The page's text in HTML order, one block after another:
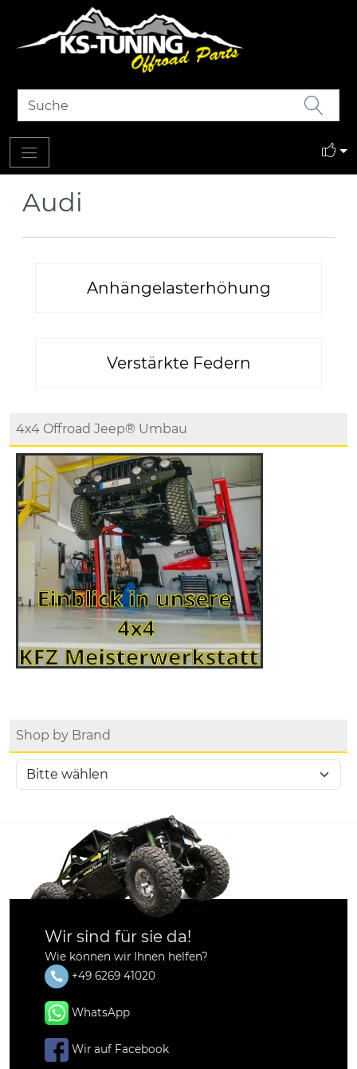
Audi
Anhängelasterhöhung
Verstärkte Federn
4x4 Offroad Jeep® Umbau
Shop by Brand
Wir sind für sie da!
Wie können wir Ihnen helfen?
+49 6269 41020
WhatsApp
Wir auf Facebook